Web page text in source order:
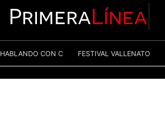
PrimeraLínea
HABLANDO CON C FESTIVAL VALLENATO